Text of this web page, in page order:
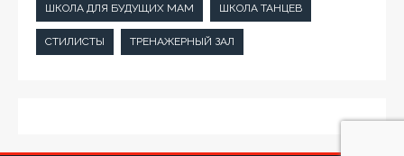
ШКОЛА ДЛЯ БУДУЩИХ МАМ ШКОЛА ТАНЦЕВ
СТИЛИСТЫ ТРЕНАЖЕРНЫЙ ЗАЛ